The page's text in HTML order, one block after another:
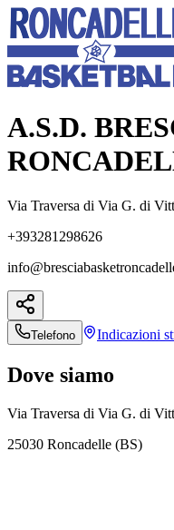
A.S.D.
Via Traversa di Via G. di
+393281298626
Telefono Indicazioni
Dove siamo
Via Traversa di Via G. di
25030 Roncadelle (BS)